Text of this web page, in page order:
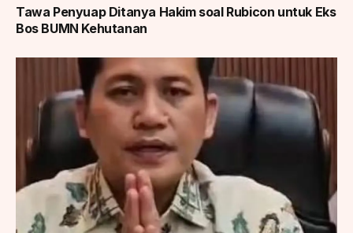
Tawa Penyuap Ditanya Hakim soal Rubicon untuk Eks
Bos BUMN Kehutanan